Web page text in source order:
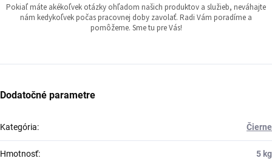
Pokiaľ máte akékoľvek otázky ohľadom našich produktov a služieb, neváhajte
nám kedykoľvek počas pracovnej doby zavolať. Radi Vám poradíme a
pomôžeme. Sme tu pre Vás!
Dodatočné parametre
Kategória: Čierne
Hmotnosť: 5 kg